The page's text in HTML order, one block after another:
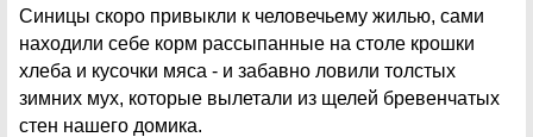
Синицы скоро привыкли к человечьему жилью, сами
находили себе корм рассыпанные на столе крошки
хлеба и кусочки мяса - и забавно ловили толстых
зимних мух, которые вылетали из щелей бревенчатых
стен нашего домика.